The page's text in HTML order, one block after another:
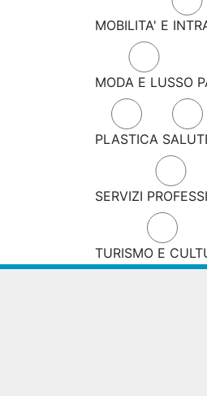
MOBILITA' E
MODA E LUSSO
PLASTICA
SERVIZI
TURISMO E